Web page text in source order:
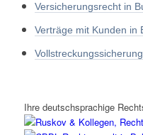
Versicherungsrecht in
Verträge mit Kunden in
Ihre deutschsprachige